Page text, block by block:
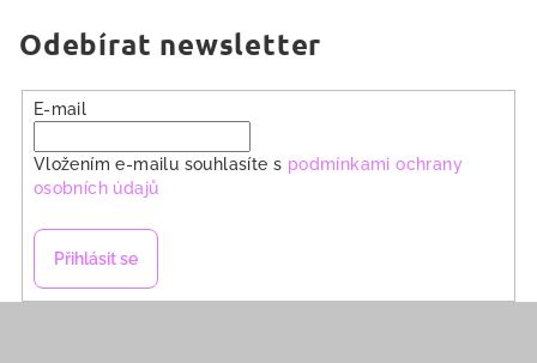
Odebírat newsletter
E-mail
Vložením e-mailu souhlasíte s podmínkami ochrany
osobních údajů
Přihlásit se